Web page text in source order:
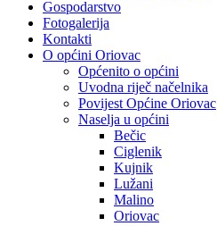
Gospodarstvo
Fotogalerija
Kontakti
O općini Oriovac
Općenito o općini
Uvodna riječ načelnika
Povijest Općine Oriovac
Naselja u općini
Bečic
Ciglenik
Kujnik
Lužani
Malino
Oriovac